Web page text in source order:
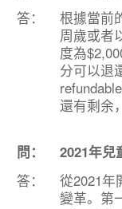
答：
根據當前
周歲或者
度為
分可以退
還有剩余
問：
2021年兒
答：
從2021年
變革。第